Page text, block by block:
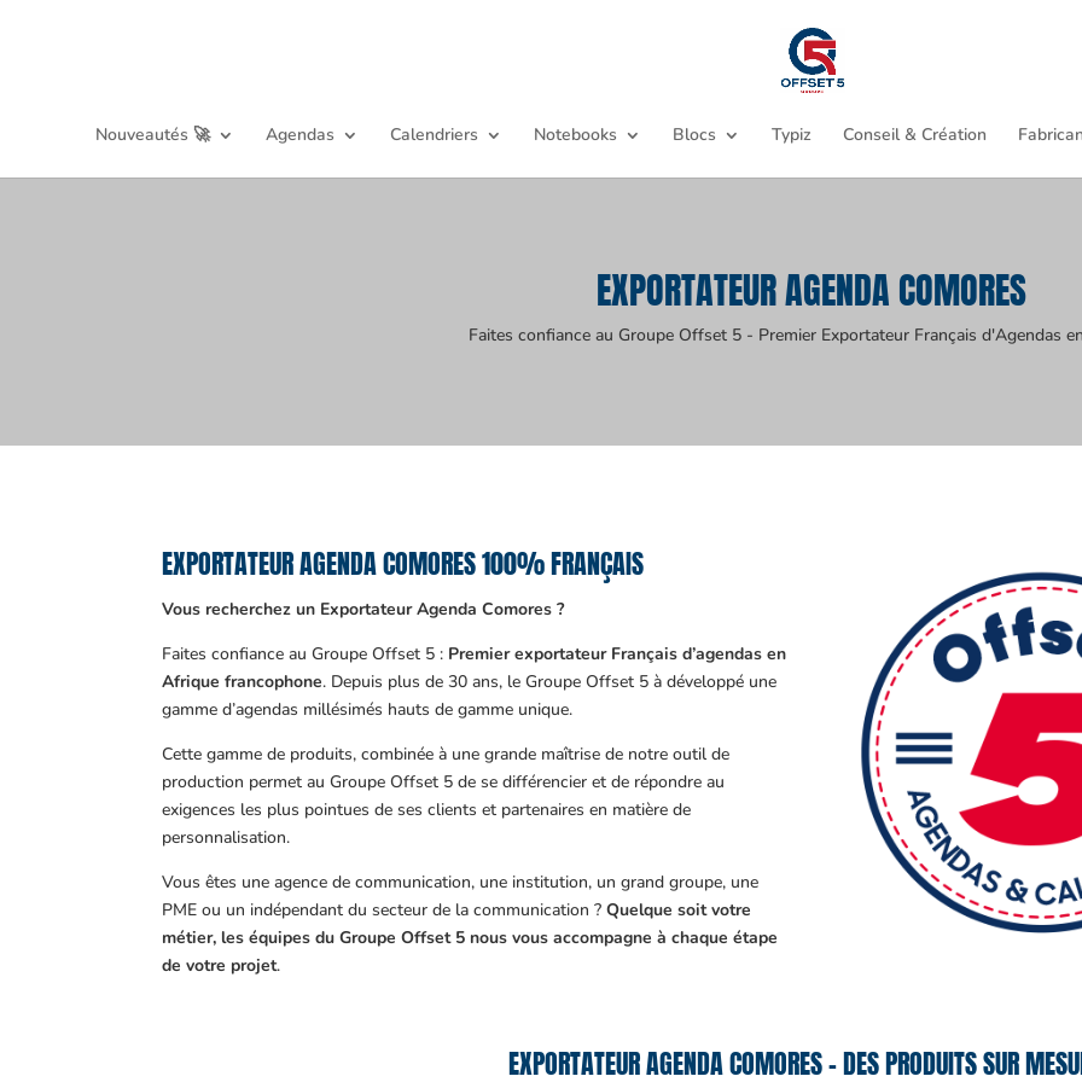
Nouveautés 🚀 Agendas Calendriers Notebooks Blocs Typiz Conseil & Création
EXPORTATEUR AGENDA COMORES
Faites confiance au Groupe Offset 5 - Premier Exportateur Français d'Agendas
EXPORTATEUR AGENDA COMORES 100% FRANÇAIS
Vous recherchez un Exportateur Agenda Comores ?
Faites confiance au Groupe Offset 5 : Premier exportateur Français d’agendas en
Afrique francophone. Depuis plus de 30 ans, le Groupe Offset 5 à développé une
gamme d’agendas millésimés hauts de gamme unique.
Cette gamme de produits, combinée à une grande maîtrise de notre outil de
production permet au Groupe Offset 5 de se différencier et de répondre au
exigences les plus pointues de ses clients et partenaires en matière de
personnalisation.
Vous êtes une agence de communication, une institution, un grand groupe, une
PME ou un indépendant du secteur de la communication ?Quelque soit votre
métier, les équipes du Groupe Offset 5 nous vous accompagne à chaque étape
de votre projet.
EXPORTATEUR AGENDA COMORES – DES PRODUITS SUR